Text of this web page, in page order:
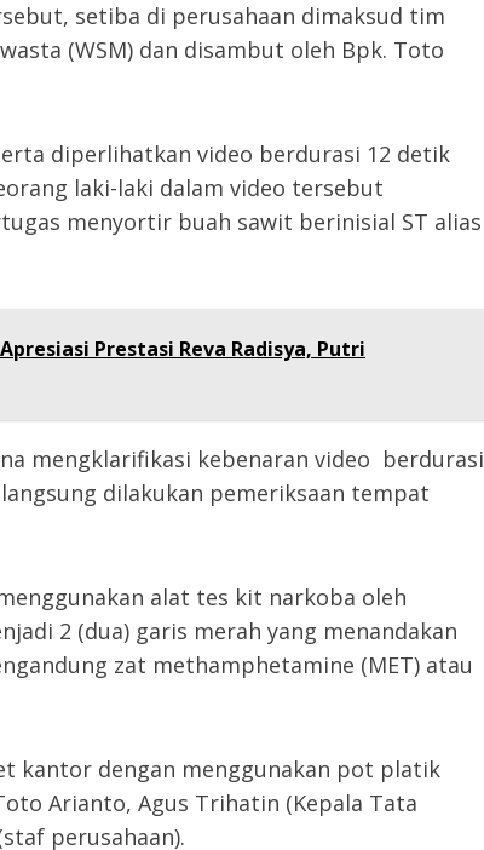
setiba di perusahaan dimaksud tim
(WSM) dan disambut oleh Bpk. Toto
diperlihatkan video berdurasi 12 detik
laki-laki dalam video tersebut
menyortir buah sawit berinisial ST alias
Prestasi Reva Radisya, Putri
mengklarifikasi kebenaran video berdurasi
dilakukan pemeriksaan tempat
alat tes kit narkoba oleh
2 (dua) garis merah yang menandakan
zat methamphetamine (MET) atau
kantor dengan menggunakan pot platik
Arianto, Agus Trihatin (Kepala Tata
perusahaan).